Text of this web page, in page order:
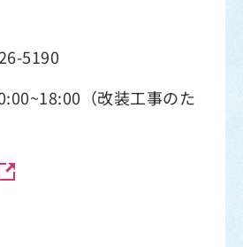
5190
（改装工事のた